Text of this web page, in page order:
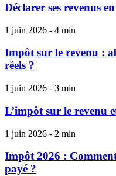
Déclarer ses revenus
1 juin 2026 - 4 min
Impôt sur le revenu :
réels ?
1 juin 2026 - 3 min
L’impôt sur le revenu
1 juin 2026 - 2 min
Impôt 2026 :
payé ?